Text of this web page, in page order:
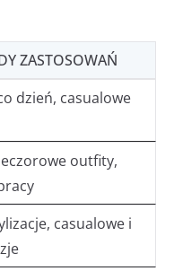
ZASTOSOWAŃ
dzień, casualowe
outfity,
casualowe i